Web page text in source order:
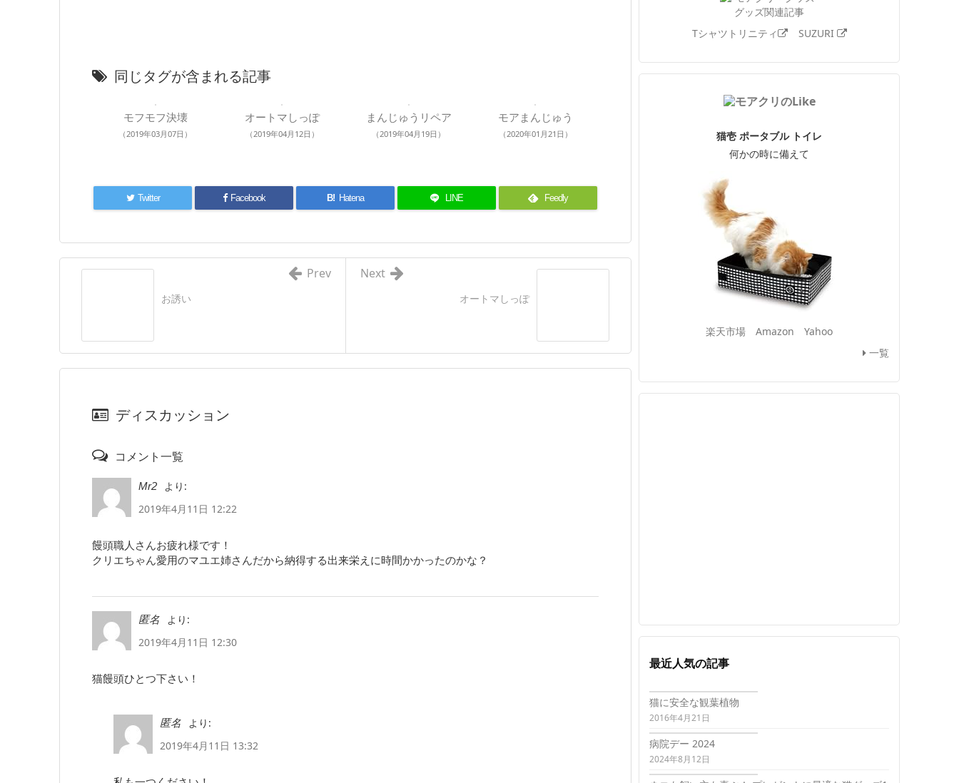
同じタグが含まれる記事
モフモフ決壊
（2019年03月07日）
オートマしっぽ
（2019年04月12日）
まんじゅうリペア
（2019年04月19日）
モアまんじゅう
（2020年01月21日）
Twitter Facebook B! Hatena LINE Feedly
オートマしっぽ
Next
お誘い
Prev
ディスカッション
コメント一覧
Mr2
より:
2019年4月11日 12:22
饅頭職人さんお疲れ様です！
クリエちゃん愛用のマユエ姉さんだから納得する出来栄えに時間かかったのかな？
匿名
より:
2019年4月11日 12:30
猫饅頭ひとつ下さい！
匿名
より:
2019年4月11日 13:32
グッズ関連記事
Tシャツトリニティ
SUZURI
猫壱 ポータブル トイレ
何かの時に備えて
楽天市場 Amazon
Yahoo
一覧
最近人気の記事
猫に安全な観葉植物
2016年4月21日
病院デー 2024
2024年8月12日